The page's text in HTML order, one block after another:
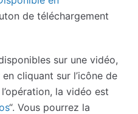
de téléchargement
sur une vidéo,
cliquant sur l’icône de
la vidéo est
“. Vous pourrez la